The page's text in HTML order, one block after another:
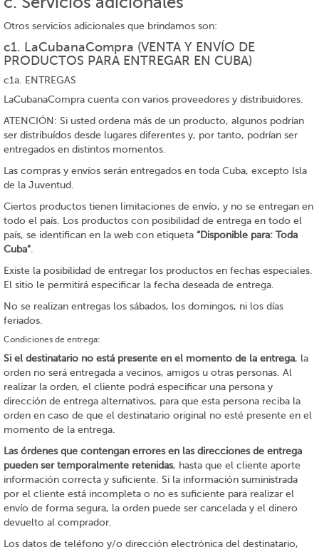
Otros servicios adicionales que brindamos son:
c1. LaCubanaCompra (VENTA Y ENVÍO DE
PRODUCTOS PARA ENTREGAR EN CUBA)
c1a. ENTREGAS
LaCubanaCompra cuenta con varios proveedores y distribuidores.
ATENCIÓN: Si usted ordena más de un producto, algunos podrían
ser distribuídos desde lugares diferentes y, por tanto, podrían ser
entregados en distintos momentos.
Las compras y envíos serán entregados en toda Cuba, excepto Isla
de la Juventud.
Ciertos productos tienen limitaciones de envío, y no se entregan en
todo el país. Los productos con posibilidad de entrega en todo el
país, se identifican en la web con etiqueta “Disponible para: Toda
Cuba”.
Existe la posibilidad de entregar los productos en fechas especiales.
El sitio le permitirá especificar la fecha deseada de entrega.
No se realizan entregas los sábados, los domingos, ni los días
feriados.
Condiciones de entrega:
Si el destinatario no está presente en el momento de la entrega, la
orden no será entregada a vecinos, amigos u otras personas. Al
realizar la orden, el cliente podrá especificar una persona y
dirección de entrega alternativos, para que esta persona reciba la
orden en caso de que el destinatario original no esté presente en el
momento de la entrega.
Las órdenes que contengan errores en las direcciones de entrega
pueden ser temporalmente retenidas, hasta que el cliente aporte
información correcta y suficiente. Si la información suministrada
por el cliente está incompleta o no es suficiente para realizar el
envío de forma segura, la orden puede ser cancelada y el dinero
devuelto al comprador.
Los datos de teléfono y/o dirección electrónica del destinatario,